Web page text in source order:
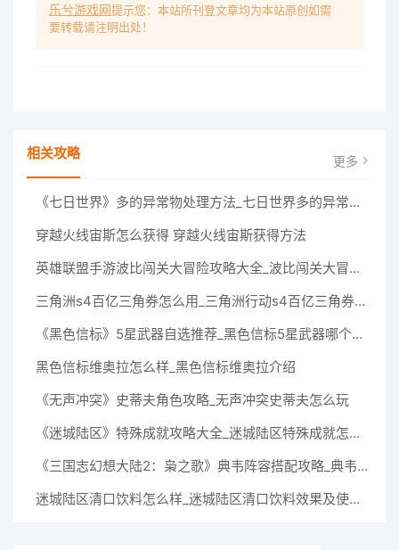
乐兮游戏网提示您：本站所刊登文章均为本站原创如需
要转载请注明出处！
相关攻略 更多
《七日世界》多的异常物处理方法_七日世界多的异常物怎么处理
穿越火线宙斯怎么获得 穿越火线宙斯获得方法
英雄联盟手游波比闯关大冒险攻略大全_波比闯关大冒险怎么玩
三角洲s4百亿三角券怎么用_三角洲行动s4百亿三角券使用方案
《黑色信标》5星武器自选推荐_黑色信标5星武器哪个好用
黑色信标维奥拉怎么样_黑色信标维奥拉介绍
《无声冲突》史蒂夫角色攻略_无声冲突史蒂夫怎么玩
《迷城陆区》特殊成就攻略大全_迷城陆区特殊成就怎么完成
《三国志幻想大陆2：枭之歌》典韦阵容搭配攻略_典韦阵容怎么搭配
迷城陆区清口饮料怎么样_迷城陆区清口饮料效果及使用技巧